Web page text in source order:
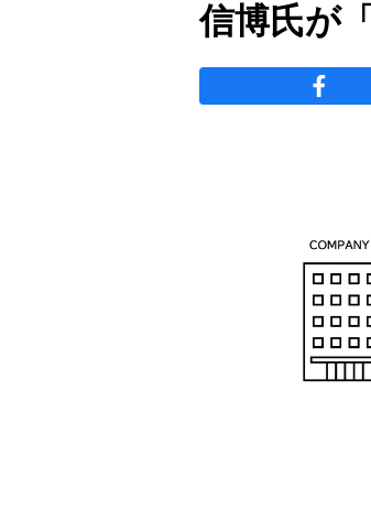
信博氏が